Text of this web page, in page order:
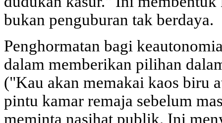
bukan penguburan tak berdaya.
Penghormatan bagi
dalam memberikan pilihan
("Kau akan memakai kaos biru
pintu kamar remaja sebelum
meminta nasihat publik. Ini